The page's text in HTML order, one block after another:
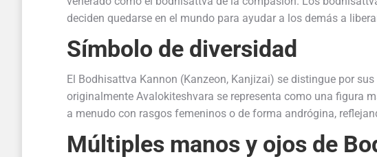
deciden quedarse en el mundo para ayudar a los demás a
Símbolo de diversidad
El Bodhisattva Kannon (Kanzeon, Kanjizai) se distingue por
originalmente Avalokiteshvara se representa como una figura
a menudo con rasgos femeninos o de forma andrógina,
Múltiples manos y ojos de